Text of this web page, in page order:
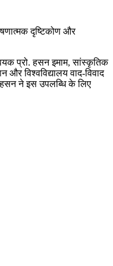
दृष्टिकोण और
प्रो. हसन इमाम, सांस्कृतिक
और विश्वविद्यालय वाद-विवाद
हसन ने इस उपलब्धि के लिए